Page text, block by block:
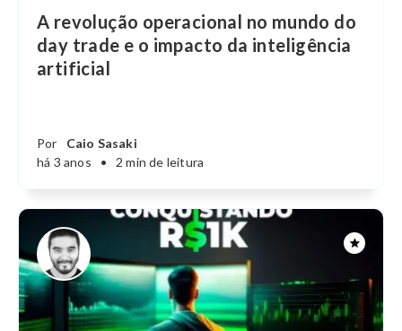
A revolução operacional no mundo do
day trade e o impacto da inteligência
artificial
Por
Caio Sasaki
há 3 anos
• 2 min de leitura